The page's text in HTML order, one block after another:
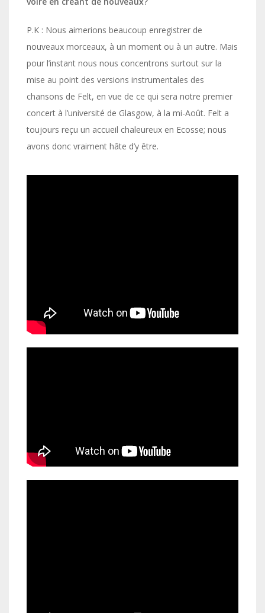
P.K : Nous aimerions beaucoup enregistrer de
nouveaux morceaux, à un moment ou à un autre. Mais
pour l’instant nous nous concentrons surtout sur la
mise au point des versions instrumentales des
chansons de Felt, en vue de ce qui sera notre premier
concert à l’université de Glasgow, à la mi-Août. Felt a
toujours reçu un accueil chaleureux en Ecosse; nous
avons donc vraiment hâte d’y être.